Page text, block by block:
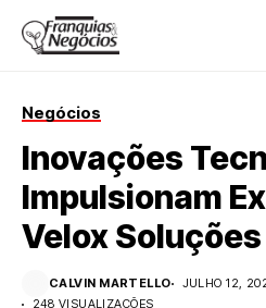
Negócios
Inovações
Impulsionam
Velox
CALVIN MARTELLO JULHO 12,
248 VISUALIZAÇÕES